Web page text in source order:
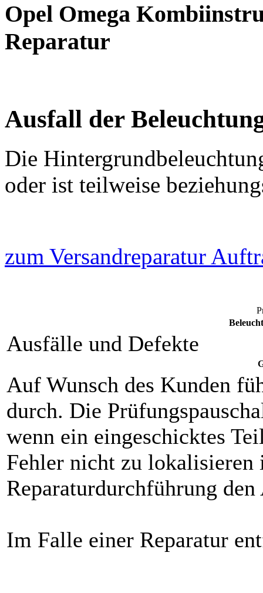
Opel Omega
Reparatur
Ausfall der
Die
oder ist teilweise
zum Versandreparatur
Ausfälle und Defekte
Auf Wunsch des Kunden
durch. Die
wenn ein eingeschicktes
Fehler nicht zu lokalisieren
Reparaturdurchführung
Im Falle einer Reparatur